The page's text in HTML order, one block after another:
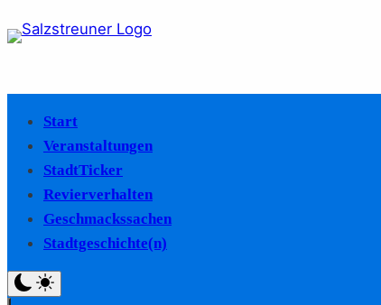
Start
Veranstaltungen
StadtTicker
Revierverhalten
Geschmackssachen
Stadtgeschichte(n)